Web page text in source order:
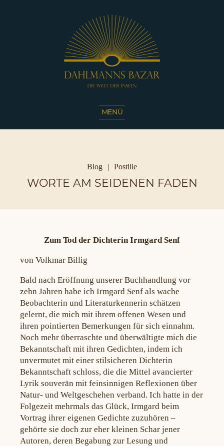
Die
|
Café
MENÜ
Kategorien
Blog Postille
WORTE AM SEIDENEN FADEN
Zum Tod der Dichterin Irmgard Senf
von Volkmar Billig
Bald nach Eröffnung unserer Buchhandlung vor
zehn Jahren habe ich Irmgard Senf als wache
Beobachterin und Literaturkennerin schätzen
gelernt, die mich mit ihrem offenen Wesen und
ihren pointierten Bemerkungen für sich einnahm.
Noch mehr überraschte und überwältigte mich die
Bekanntschaft mit ihren Gedichten, indem ich
unvermutet mit einer stilsicheren Dichterin
Bekanntschaft schloss, die die Mittel avancierter
Lyrik souverän mit feinsinnigen Reflexionen über
Natur- und Weltgeschehen verband. Ich hatte in der
Folgezeit mehrmals das Glück, Irmgard beim
Vortrag ihrer eigenen Gedichte zuzuhören –
gehörte sie doch zur eher kleinen Schar jener
Autoren, deren Begabung zur Lesung und